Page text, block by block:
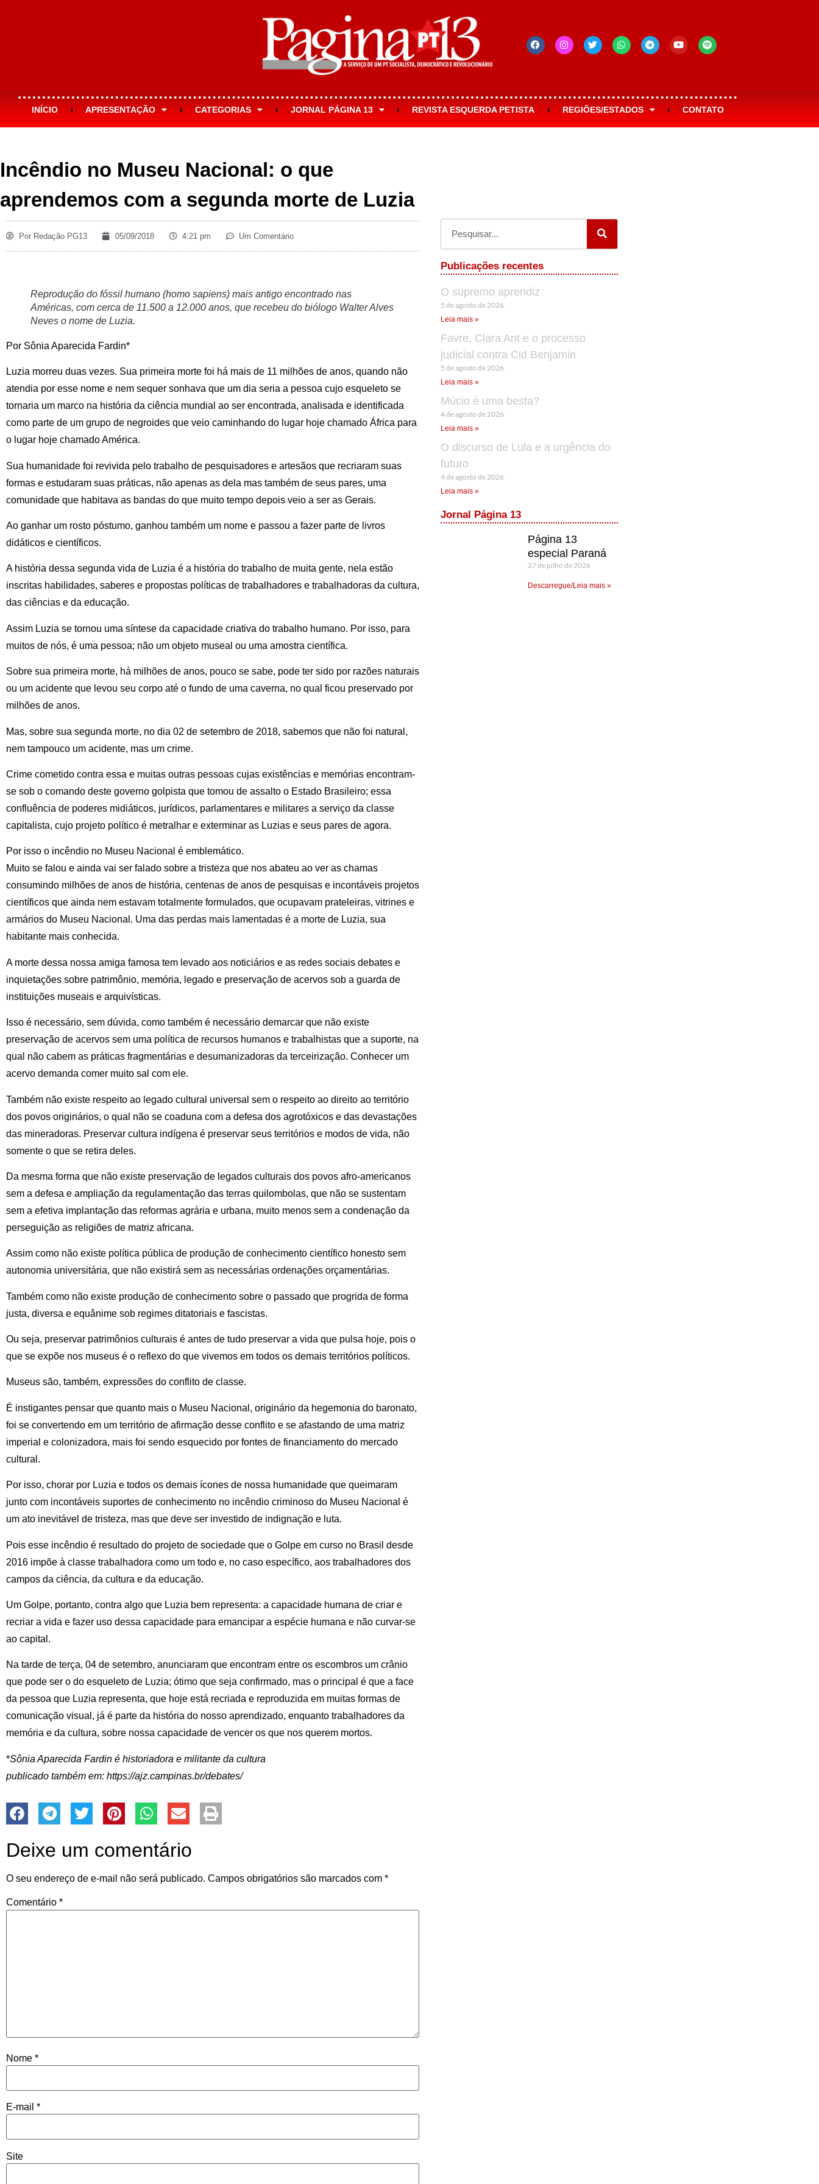
INÍCIO APRESENTAÇÃO CATEGORIAS JORNAL PÁGINA 13 REVISTA ESQUERDA PETISTA REGIÕES/ESTADOS CONTATO
Incêndio no Museu Nacional: o que
aprendemos com a segunda morte de Luzia
Por Redação PG13 05/09/2018 4:21 pm Um Comentário
Reprodução do fóssil humano (homo sapiens) mais antigo encontrado nas
Américas, com cerca de 11.500 a 12.000 anos, que recebeu do biólogo Walter Alves
Neves o nome de Luzia.
Por Sônia Aparecida Fardin*
Luzia morreu duas vezes. Sua primeira morte foi há mais de 11 milhões de anos, quando não
atendia por esse nome e nem sequer sonhava que um dia seria a pessoa cujo esqueleto se
tornaria um marco na história da ciência mundial ao ser encontrada, analisada e identificada
como parte de um grupo de negroides que veio caminhando do lugar hoje chamado África para
o lugar hoje chamado América.
Sua humanidade foi revivida pelo trabalho de pesquisadores e artesãos que recriaram suas
formas e estudaram suas práticas, não apenas as dela mas também de seus pares, uma
comunidade que habitava as bandas do que muito tempo depois veio a ser as Gerais.
Ao ganhar um rosto póstumo, ganhou também um nome e passou a fazer parte de livros
didáticos e científicos.
A história dessa segunda vida de Luzia é a história do trabalho de muita gente, nela estão
inscritas habilidades, saberes e propostas políticas de trabalhadores e trabalhadoras da cultura,
das ciências e da educação.
Assim Luzia se tornou uma síntese da capacidade criativa do trabalho humano. Por isso, para
muitos de nós, é uma pessoa; não um objeto museal ou uma amostra científica.
Sobre sua primeira morte, há milhões de anos, pouco se sabe, pode ter sido por razões naturais
ou um acidente que levou seu corpo até o fundo de uma caverna, no qual ficou preservado por
milhões de anos.
Mas, sobre sua segunda morte, no dia 02 de setembro de 2018, sabemos que não foi natural,
nem tampouco um acidente, mas um crime.
Crime cometido contra essa e muitas outras pessoas cujas existências e memórias encontram-
se sob o comando deste governo golpista que tomou de assalto o Estado Brasileiro; essa
confluência de poderes midiáticos, jurídicos, parlamentares e militares a serviço da classe
capitalista, cujo projeto político é metralhar e exterminar as Luzias e seus pares de agora.
Por isso o incêndio no Museu Nacional é emblemático.
Muito se falou e ainda vai ser falado sobre a tristeza que nos abateu ao ver as chamas
consumindo milhões de anos de história, centenas de anos de pesquisas e incontáveis projetos
científicos que ainda nem estavam totalmente formulados, que ocupavam prateleiras, vitrines e
armários do Museu Nacional. Uma das perdas mais lamentadas é a morte de Luzia, sua
habitante mais conhecida.
A morte dessa nossa amiga famosa tem levado aos noticiários e as redes sociais debates e
inquietações sobre patrimônio, memória, legado e preservação de acervos sob a guarda de
instituições museais e arquivísticas.
Isso é necessário, sem dúvida, como também é necessário demarcar que não existe
preservação de acervos sem uma política de recursos humanos e trabalhistas que a suporte, na
qual não cabem as práticas fragmentárias e desumanizadoras da terceirização. Conhecer um
acervo demanda comer muito sal com ele.
Também não existe respeito ao legado cultural universal sem o respeito ao direito ao território
dos povos originários, o qual não se coaduna com a defesa dos agrotóxicos e das devastações
das mineradoras. Preservar cultura indígena é preservar seus territórios e modos de vida, não
somente o que se retira deles.
Da mesma forma que não existe preservação de legados culturais dos povos afro-americanos
sem a defesa e ampliação da regulamentação das terras quilombolas, que não se sustentam
sem a efetiva implantação das reformas agrária e urbana, muito menos sem a condenação da
perseguição as religiões de matriz africana.
Assim como não existe política pública de produção de conhecimento científico honesto sem
autonomia universitária, que não existirá sem as necessárias ordenações orçamentárias.
Também como não existe produção de conhecimento sobre o passado que progrida de forma
justa, diversa e equânime sob regimes ditatoriais e fascistas.
Ou seja, preservar patrimônios culturais é antes de tudo preservar a vida que pulsa hoje, pois o
que se expõe nos museus é o reflexo do que vivemos em todos os demais territórios políticos.
Museus são, também, expressões do conflito de classe.
É instigantes pensar que quanto mais o Museu Nacional, originário da hegemonia do baronato,
foi se convertendo em um território de afirmação desse conflito e se afastando de uma matriz
imperial e colonizadora, mais foi sendo esquecido por fontes de financiamento do mercado
cultural.
Por isso, chorar por Luzia e todos os demais ícones de nossa humanidade que queimaram
junto com incontáveis suportes de conhecimento no incêndio criminoso do Museu Nacional é
um ato inevitável de tristeza, mas que deve ser investido de indignação e luta.
Pois esse incêndio é resultado do projeto de sociedade que o Golpe em curso no Brasil desde
2016 impõe à classe trabalhadora como um todo e, no caso específico, aos trabalhadores dos
campos da ciência, da cultura e da educação.
Um Golpe, portanto, contra algo que Luzia bem representa: a capacidade humana de criar e
recriar a vida e fazer uso dessa capacidade para emancipar a espécie humana e não curvar-se
ao capital.
Na tarde de terça, 04 de setembro, anunciaram que encontram entre os escombros um crânio
que pode ser o do esqueleto de Luzia; ótimo que seja confirmado, mas o principal é que a face
da pessoa que Luzia representa, que hoje está recriada e reproduzida em muitas formas de
comunicação visual, já é parte da história do nosso aprendizado, enquanto trabalhadores da
memória e da cultura, sobre nossa capacidade de vencer os que nos querem mortos.
*Sônia Aparecida Fardin é historiadora e militante da cultura
publicado também em: https://ajz.campinas.br/debates/
Deixe um comentário
O seu endereço de e-mail não será publicado. Campos obrigatórios são marcados com *
Comentário *
Nome *
E-mail *
Site
Publicações recentes
O supremo aprendiz
5 de agosto de 2026
Leia mais »
Favre, Clara Ant e o processo
judicial contra Cid Benjamin
5 de agosto de 2026
Leia mais »
Múcio é uma besta?
4 de agosto de 2026
Leia mais »
O discurso de Lula e a urgência do
futuro
4 de agosto de 2026
Leia mais »
Jornal Página 13
Página 13
especial Paraná
27 de julho de 2026
Descarregue/Leia mais »